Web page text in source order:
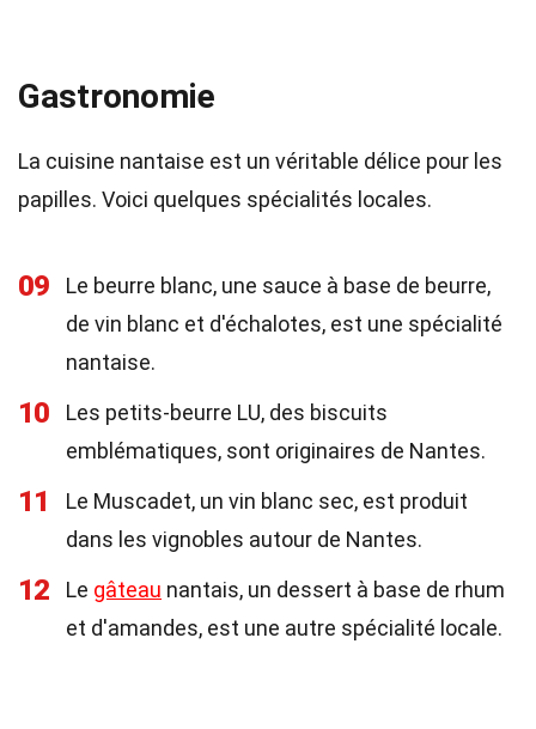
Gastronomie
La cuisine nantaise est un véritable délice pour les
papilles. Voici quelques spécialités locales.
09
Le beurre blanc, une sauce à base de beurre,
de vin blanc et d'échalotes, est une spécialité
nantaise.
10
Les petits-beurre LU, des biscuits
emblématiques, sont originaires de Nantes.
11
Le Muscadet, un vin blanc sec, est produit
dans les vignobles autour de Nantes.
12 Le gâteau nantais, un dessert à base de rhum
et d'amandes, est une autre spécialité locale.